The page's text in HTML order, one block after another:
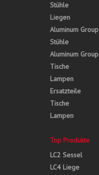
Stühle
Liegen
Aluminum Group
Stühle
Aluminum Group
Tische
Lampen
Ersatzteile
Tische
Lampen
Top Produkte
LC2 Sessel
LC4 Liege